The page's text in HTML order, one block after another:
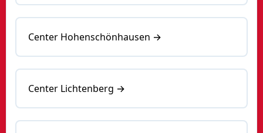
Center Hohenschönhausen →
Center Lichtenberg →